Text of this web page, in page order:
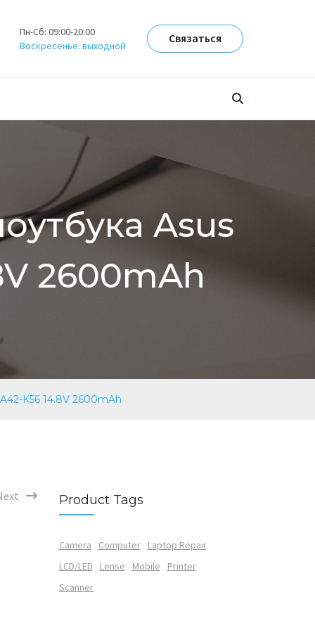
Пн-Сб: 09:00-20:00
Воскресенье: выходной
Связаться
Asus
2600mAh
K56 14.8V 2600mAh
Product Tags
Camera Computer
Laptop Repair
LCD/LED
Lense Mobile
Printer
Scanner